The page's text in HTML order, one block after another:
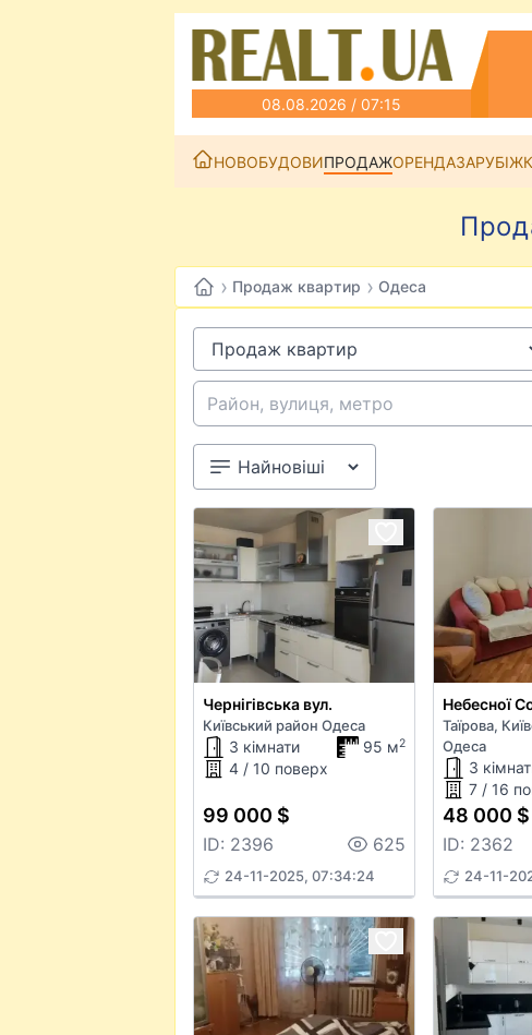
08.08.2026 / 07:15
НОВОБУДОВИПРОДАЖОРЕНДАЗАРУБІЖ
› Продаж квартир › Одеса
Чернігівська вул.
Київський район Одеса
3 кімнати 95 м2
4 / 10 поверх
99 000 $
ID: 2396 625
24-11-2025, 07:34:24
Небесної
Таїрова,
Одеса
3
7 / 16
48 000 $
ID: 2362
24-11-